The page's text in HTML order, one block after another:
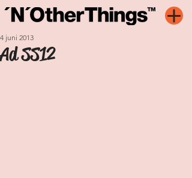
Ad SS12
4 juni 2013